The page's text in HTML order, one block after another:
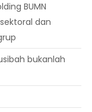
BUMN
dan
bukanlah